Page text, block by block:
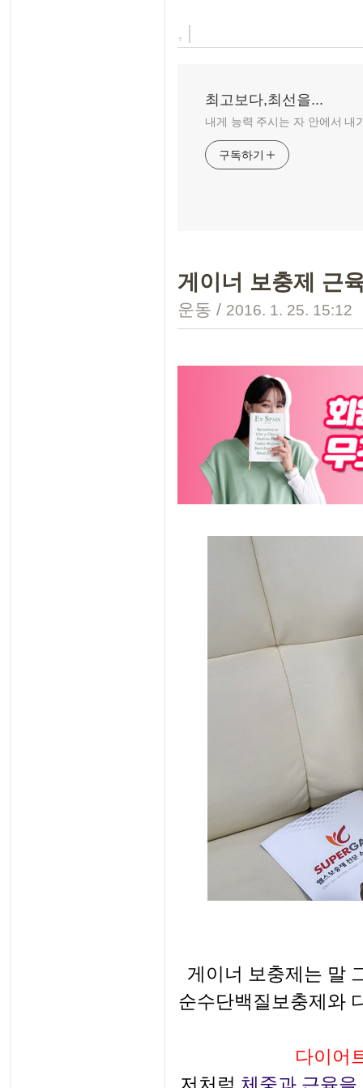
, |
최고보다,최선을...
내게 능력 주시는 자 안에서 내
구독하기
게이너 보충제 근
운동 / 2016. 1. 25. 15:12
게이너 보충제는 말
순수단백질보충제와
다이어